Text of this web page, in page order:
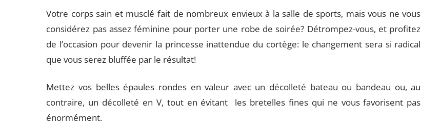
Votre corps sain et musclé fait de nombreux envieux à la salle de sports, mais vous ne vous
considérez pas assez féminine pour porter une robe de soirée? Détrompez-vous, et profitez
de l’occasion pour devenir la princesse inattendue du cortège: le changement sera si radical
que vous serez bluffée par le résultat!
Mettez vos belles épaules rondes en valeur avec un décolleté bateau ou bandeau ou, au
contraire, un décolleté en V, tout en évitant les bretelles fines qui ne vous favorisent pas
énormément.